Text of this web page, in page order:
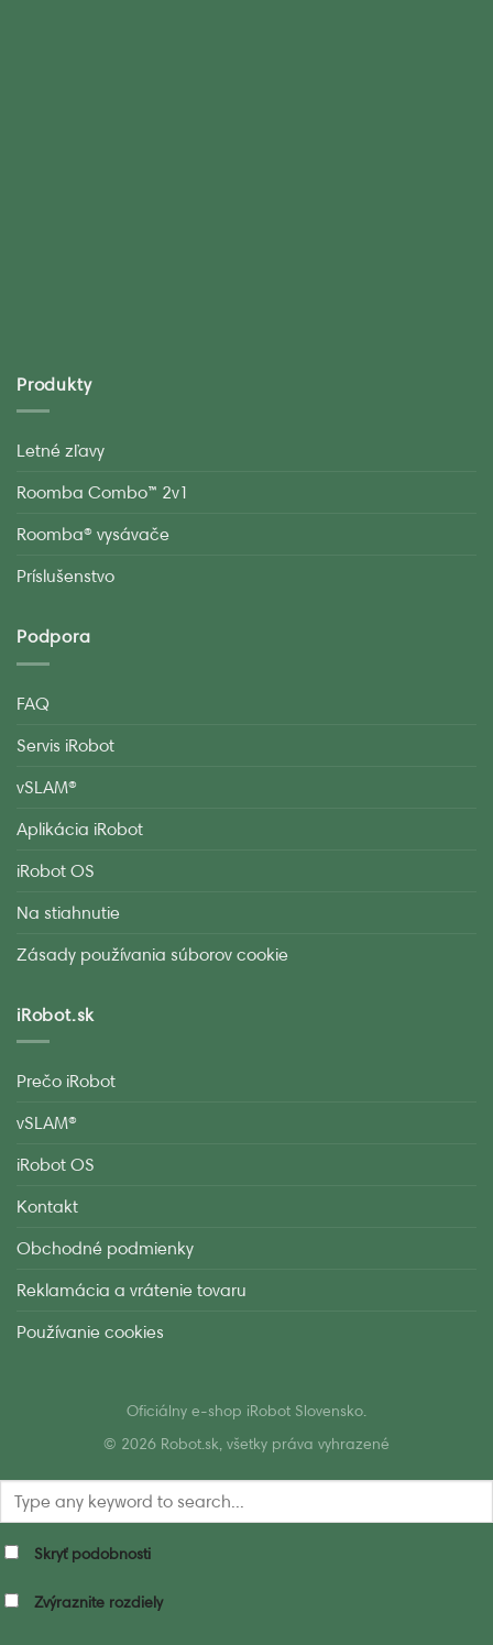
Produkty
Letné zľavy
Roomba Combo™ 2v1
Roomba® vysávače
Príslušenstvo
Podpora
FAQ
Servis iRobot
vSLAM®
Aplikácia iRobot
iRobot OS
Na stiahnutie
Zásady používania súborov cookie
iRobot.sk
Prečo iRobot
vSLAM®
iRobot OS
Kontakt
Obchodné podmienky
Reklamácia a vrátenie tovaru
Používanie cookies
Oficiálny e-shop iRobot Slovensko.
© 2026 Robot.sk, všetky práva vyhrazené
Skryť podobnosti
Zvýraznite rozdiely